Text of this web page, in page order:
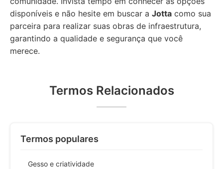
disponíveis e não hesite em buscar a Jotta como sua
parceira para realizar suas obras de infraestrutura,
garantindo a qualidade e segurança que você
merece.
Termos Relacionados
Termos populares
Gesso e criatividade